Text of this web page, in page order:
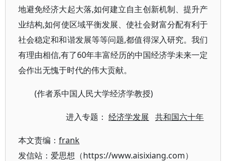
地避免经济大起大落,如何建立自主创新机制、提升产
业结构,如何使区域平衡发展、使社会财富分配有利于
社会稳定和和谐发展等等问题,都值得深入研究。我们
有理由相信,有了60年丰富经历的中国经济学未来一定
会作出无愧于时代的伟大贡献。
(作者系中国人民大学经济学教授)
进入专题：经济学发展 共和国六十年
本文责编： frank
发信站：爱思想（https://www.aisixiang.com）